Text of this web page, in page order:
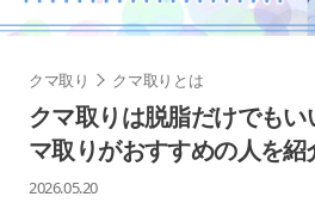
クマ取り クマ取りとは
クマ取りは脱脂だけでもい
マ取りがおすすめの人を紹
2026.05.20